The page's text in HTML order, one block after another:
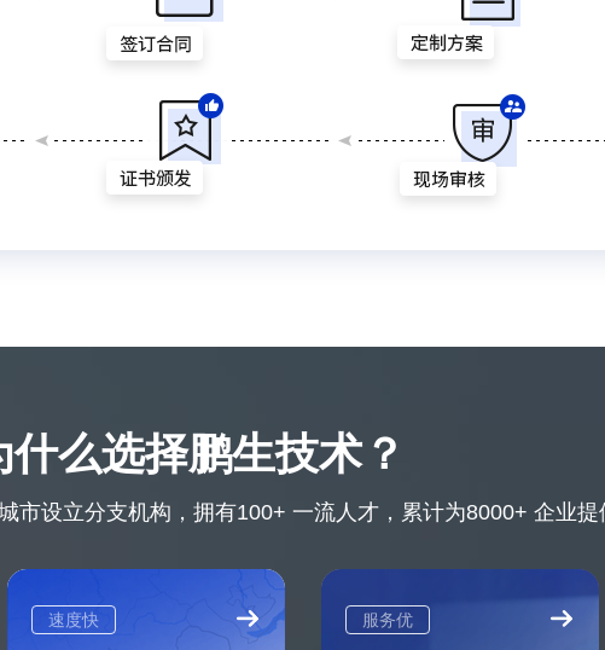
什么选择鹏生技术？
市设立分支机构，拥有100+ 一流人才，累计为8000+ 企业提
速度快 服务优